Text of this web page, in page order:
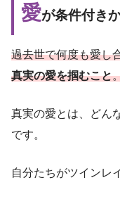
愛が条件付き
過去世で何度も愛し
真実の愛を掴むこと
真実の愛とは、どん
です。
自分たちがツインレ